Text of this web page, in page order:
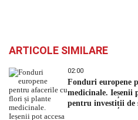
ARTICOLE SIMILARE
02:00
Fonduri europene
medicinale. Ieșenii
pentru investiții de